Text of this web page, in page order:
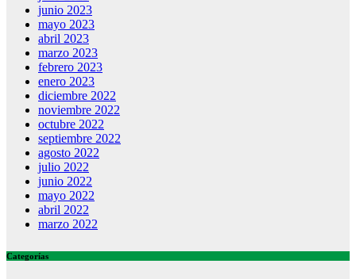
junio 2023
mayo 2023
abril 2023
marzo 2023
febrero 2023
enero 2023
diciembre 2022
noviembre 2022
octubre 2022
septiembre 2022
agosto 2022
julio 2022
junio 2022
mayo 2022
abril 2022
marzo 2022
Categorías